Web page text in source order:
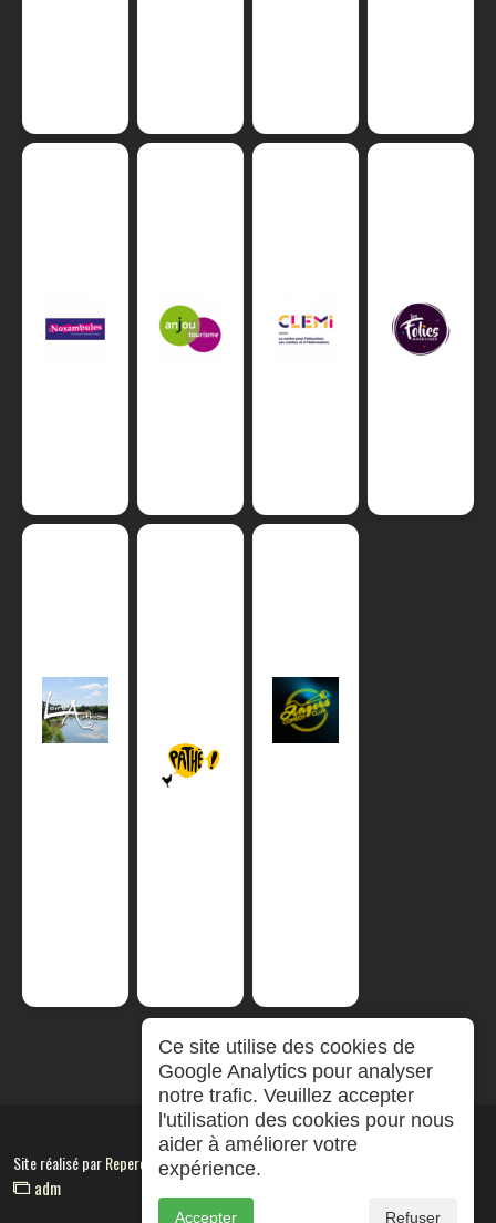
Site réalisé parRepereCom
adm
Ce site utilise des cookies de
Google Analytics pour analyser
notre trafic. Veuillez accepter
l'utilisation des cookies pour nous
aider à améliorer votre
expérience.
Accepter Refuser